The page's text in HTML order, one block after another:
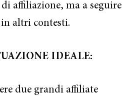
affiliazione, ma a seguire
altri contesti.
IDEALE:
due grandi affiliate